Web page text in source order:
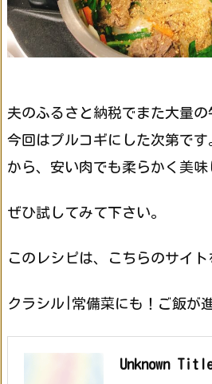
夫のふるさと納税でまた大量の
今回はプルコギにした次第で
から、安い肉でも柔らかく美味
ぜひ試してみて下さい。
このレシピは、こちらのサイト
クラシル|常備菜にも！ご飯が
Unknown